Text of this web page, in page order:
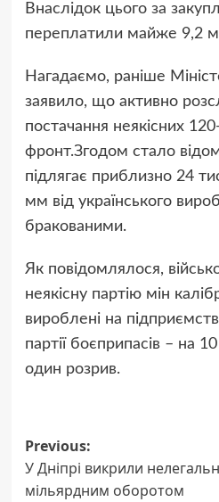
Внаслідок цього за
переплатили майже 9,2
Нагадаємо, раніше
заявило, що активно
постачання неякісних
фронт.Згодом стало
підлягає приблизно 24
мм від українського
бракованими.
Як повідомлялося,
неякісну партію мін
вироблені на
партії боєприпасів – на
один розрив.
Post
navigation
Previous:
У Дніпрі викрили
мільярдним оборотом